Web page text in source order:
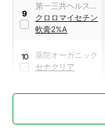
9
第一三共ヘルスケ
ア
クロロマイセチン
軟膏2%A
10
薬院オーガニック
セナクリア